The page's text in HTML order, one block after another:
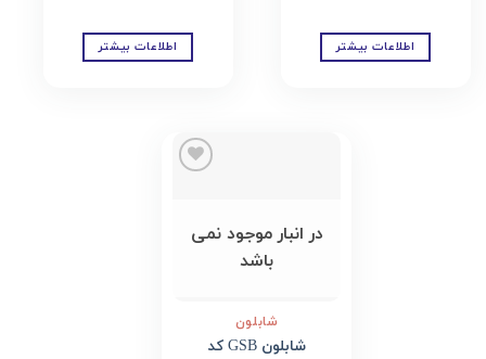
اطلاعات بیشتر اطلاعات بیشتر
در انبار موجود نمی
باشد
شابلون
شابلون GSB کد